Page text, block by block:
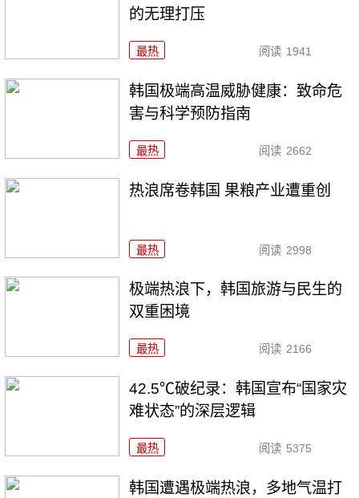
的无理打压
最热 阅读 1941
韩国极端高温威胁健康：致命危
害与科学预防指南
最热 阅读 2662
热浪席卷韩国 果粮产业遭重创
最热 阅读 2998
极端热浪下，韩国旅游与民生的
双重困境
最热 阅读 2166
42.5℃破纪录：韩国宣布“国家灾
难状态”的深层逻辑
最热 阅读 5375
韩国遭遇极端热浪，多地气温打